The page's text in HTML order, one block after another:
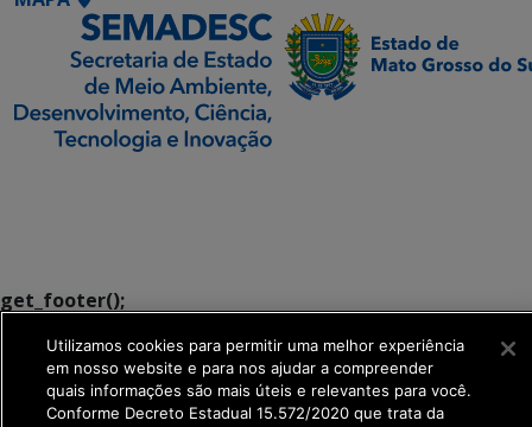
get_footer();
Utilizamos cookies para permitir uma melhor experiência
em nosso website e para nos ajudar a compreender
quais informações são mais úteis e relevantes para você.
Conforme Decreto Estadual 15.572/2020 que trata da